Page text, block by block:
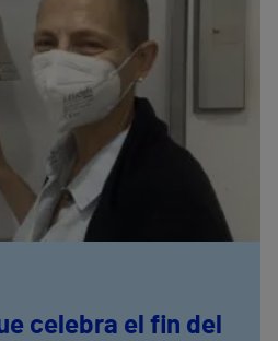
celebra el fin del